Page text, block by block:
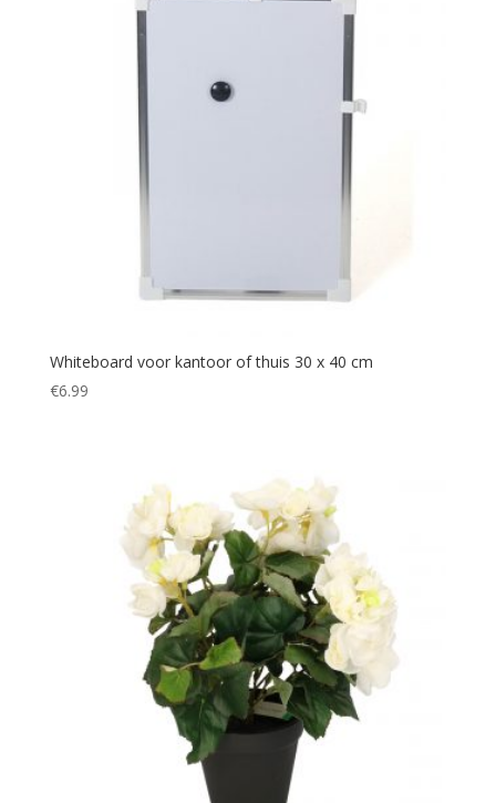
Whiteboard voor kantoor of thuis 30 x 40 cm
€6.99